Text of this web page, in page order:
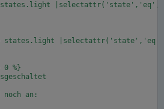
states.light
= states.light
%}
noch an: